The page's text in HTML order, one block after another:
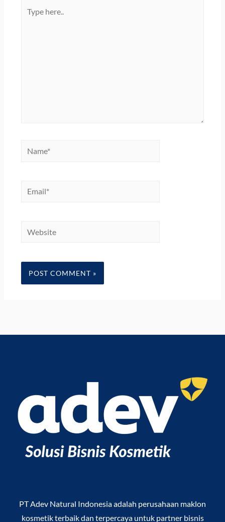
here..
Name*
Email*
Website
PT Adev Natural Indonesiaadalah perusahaan maklon
kosmetik terbaik dan terpercaya untuk partner bisnis